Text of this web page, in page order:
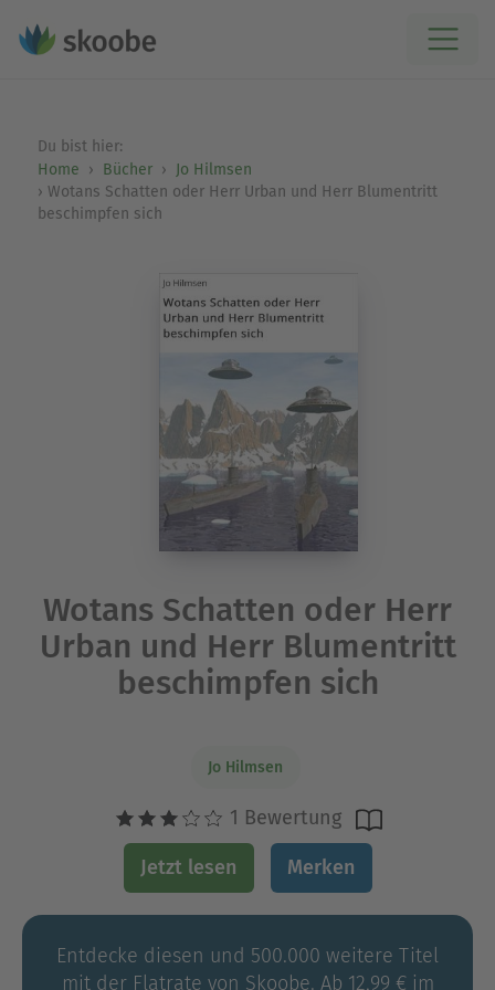
Du bist hier:
Home
Bücher
Jo Hilmsen
Wotans Schatten oder Herr Urban und Herr Blumentritt
beschimpfen sich
Wotans Schatten oder Herr
Urban und Herr Blumentritt
beschimpfen sich
Jo Hilmsen
1 Bewertung
Jetzt lesen Merken
Entdecke diesen und 500.000 weitere Titel
mit der Flatrate von Skoobe. Ab 12,99 € im